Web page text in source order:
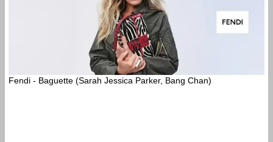
Fendi - Baguette (Sarah Jessica Parker, Bang Chan)